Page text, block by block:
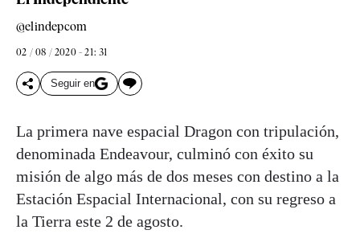
@elindepcom
02 / 08 / 2020 - 21: 31
Seguir en
La primera nave espacial Dragon con tripulación,
denominada Endeavour, culminó con éxito su
misión de algo más de dos meses con destino a la
Estación Espacial Internacional, con su regreso a
la Tierra este 2 de agosto.